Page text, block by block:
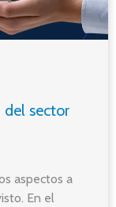
sector
aspectos a
En el